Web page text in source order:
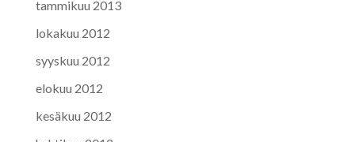
tammikuu 2013
lokakuu 2012
syyskuu 2012
elokuu 2012
kesäkuu 2012